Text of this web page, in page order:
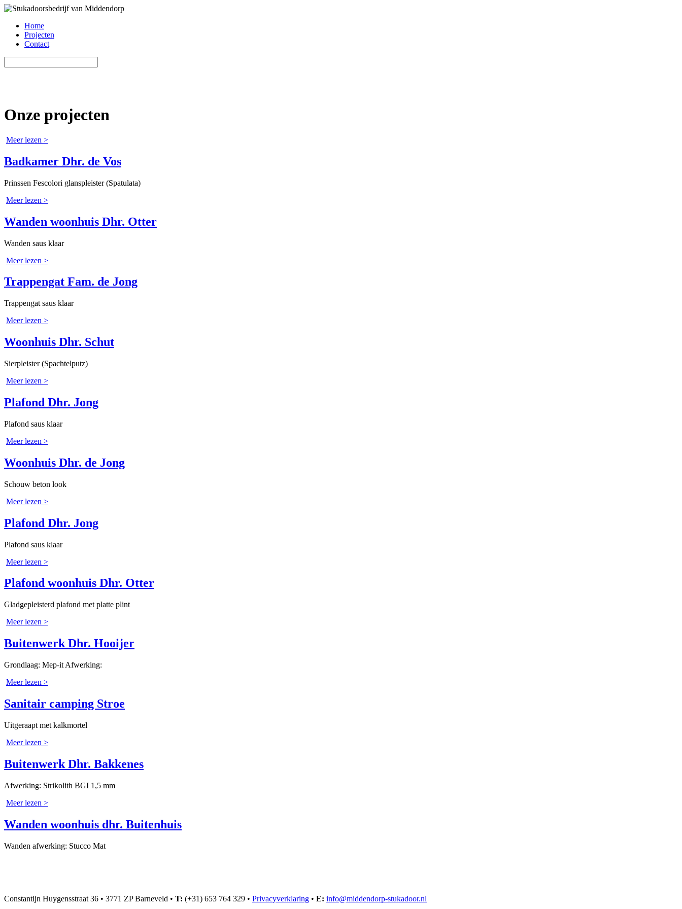
Home
Projecten
Contact
Onze projecten
Meer lezen >
Badkamer Dhr. de Vos
Prinssen Fescolori glanspleister (Spatulata)
Meer lezen >
Wanden woonhuis Dhr. Otter
Wanden saus klaar
Meer lezen >
Trappengat Fam. de Jong
Trappengat saus klaar
Meer lezen >
Woonhuis Dhr. Schut
Sierpleister (Spachtelputz)
Meer lezen >
Plafond Dhr. Jong
Plafond saus klaar
Meer lezen >
Woonhuis Dhr. de Jong
Schouw beton look
Meer lezen >
Plafond Dhr. Jong
Plafond saus klaar
Meer lezen >
Plafond woonhuis Dhr. Otter
Gladgepleisterd plafond met platte plint
Meer lezen >
Buitenwerk Dhr. Hooijer
Grondlaag: Mep-it Afwerking:
Meer lezen >
Sanitair camping Stroe
Uitgeraapt met kalkmortel
Meer lezen >
Buitenwerk Dhr. Bakkenes
Afwerking: Strikolith BGI 1,5 mm
Meer lezen >
Wanden woonhuis dhr. Buitenhuis
Wanden afwerking: Stucco Mat
Constantijn Huygensstraat 36 • 3771 ZP Barneveld • T: (+31) 653 764 329 • Privacyverklaring • E: info@middendorp-stukadoor.nl